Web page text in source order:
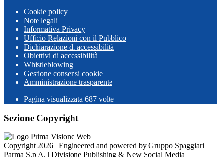
Cookie policy
Note legali
Informativa Privacy
Ufficio Relazioni con il Pubblico
Dichiarazione di accessibilità
Obiettivi di accessibilità
Whistleblowing
Gestione consensi cookie
Amministrazione trasparente
Pagina visualizzata 687 volte
Sezione Copyright
Copyright 2026 | Engineered and powered by Gruppo Spaggiari
Parma S.p.A. | Divisione Publishing & New Social Media